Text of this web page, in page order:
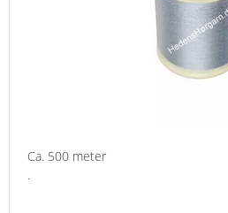
Ca. 500 meter
.